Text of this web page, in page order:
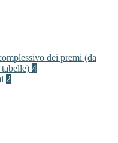
dei premi (da
4
2